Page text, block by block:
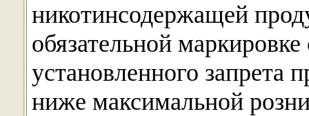
никотинсодержащей
обязательной
установленного запрета
ниже максимальной